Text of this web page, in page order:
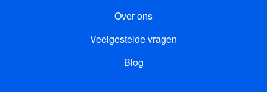
Over ons
Veelgestelde vragen
Blog